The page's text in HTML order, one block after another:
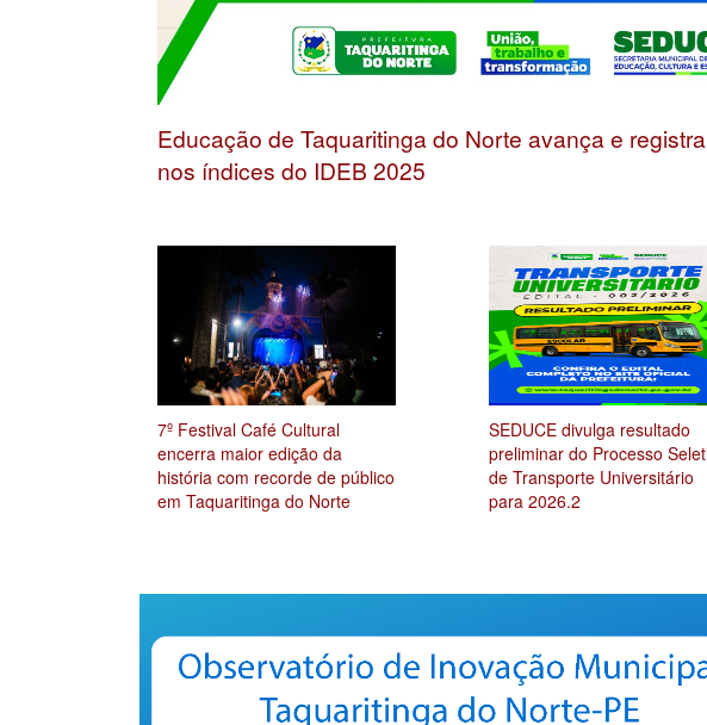
Educação de Taquaritinga do Norte avança e
nos índices do IDEB 2025
7º Festival Café Cultural
encerra maior edição da
história com recorde de público
em Taquaritinga do Norte
SEDUCE divulga resultado
preliminar do Processo
de Transporte Universitário
para 2026.2